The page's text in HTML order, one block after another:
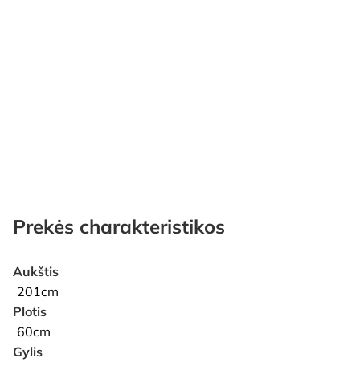
Prekės charakteristikos
Aukštis
201cm
Plotis
60cm
Gylis